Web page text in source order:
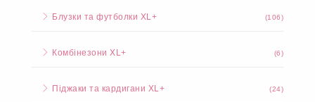
Блузки та футболки XL+ (106)
Комбінезони XL+ (6)
Піджаки та кардигани XL+ (24)